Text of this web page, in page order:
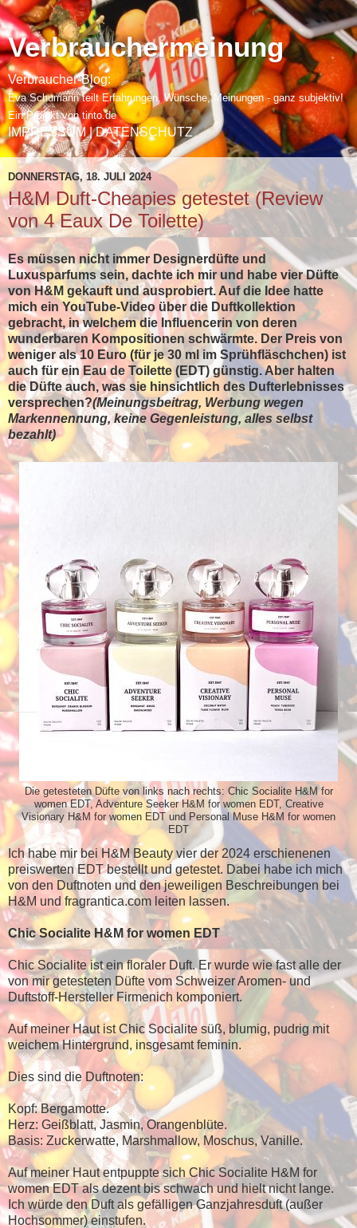
Verbrauchermeinung
Verbraucher-Blog:
Eva Schumann teilt Erfahrungen, Wünsche, Meinungen - ganz subjektiv!
Ein Projekt vontinto.de
IMPRESSUM | DATENSCHUTZ
DONNERSTAG, 18. JULI 2024
H&M Duft-Cheapies getestet (Review
von 4 Eaux De Toilette)
Es müssen nicht immer Designerdüfte und
Luxusparfums sein, dachte ich mir und habe vier Düfte
von H&M gekauft und ausprobiert. Auf die Idee hatte
mich ein YouTube-Video über die Duftkollektion
gebracht, in welchem die Influencerin von deren
wunderbaren Kompositionen schwärmte. Der Preis von
weniger als 10 Euro (für je 30 ml im Sprühfläschchen) ist
auch für ein Eau de Toilette (EDT) günstig. Aber halten
die Düfte auch, was sie hinsichtlich des Dufterlebnisses
versprechen?(Meinungsbeitrag, Werbung wegen
Markennennung, keine Gegenleistung, alles selbst
bezahlt)
Die getesteten Düfte von links nach rechts: Chic Socialite H&M for
women EDT, Adventure Seeker H&M for women EDT, Creative
Visionary H&M for women EDT und Personal Muse H&M for women
EDT
Ich habe mir bei H&M Beauty vier der 2024 erschienenen
preiswerten EDT bestellt und getestet. Dabei habe ich mich
von den Duftnoten und den jeweiligen Beschreibungen bei
H&M und fragrantica.com leiten lassen.
Chic Socialite H&M for women EDT
Chic Socialite ist ein floraler Duft. Er wurde wie fast alle der
von mir getesteten Düfte vom Schweizer Aromen- und
Duftstoff-Hersteller Firmenich komponiert.
Auf meiner Haut ist Chic Socialite süß, blumig, pudrig mit
weichem Hintergrund, insgesamt feminin.
Dies sind die Duftnoten:
Kopf: Bergamotte.
Herz: Geißblatt, Jasmin, Orangenblüte.
Basis: Zuckerwatte, Marshmallow, Moschus, Vanille.
Auf meiner Haut entpuppte sich Chic Socialite H&M for
women EDT als dezent bis schwach und hielt nicht lange.
Ich würde den Duft als gefälligen Ganzjahresduft (außer
Hochsommer) einstufen.